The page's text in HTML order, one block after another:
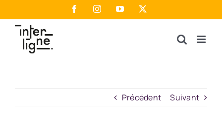
au
contenu
FacebookInstagramYouTube
Précédent Suivant